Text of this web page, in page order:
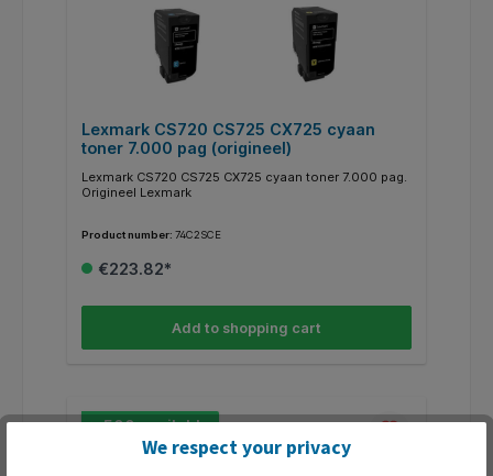
Lexmark CS720 CS725 CX725 cyaan
toner 7.000 pag (origineel)
Lexmark CS720 CS725 CX725 cyaan toner 7.000 pag.
Origineel Lexmark
Product number: 74C2SCE
€223.82*
Add to shopping cart
> 500 available
We respect your privacy